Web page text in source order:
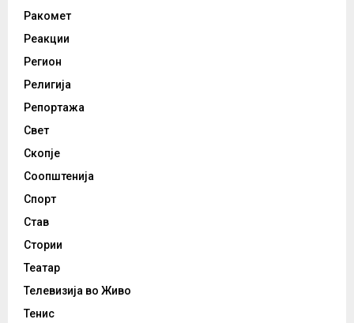
Ракомет
Реакции
Регион
Религија
Репортажа
Свет
Скопје
Соопштенија
Спорт
Став
Стории
Театар
Телевизија во Живо
Тенис